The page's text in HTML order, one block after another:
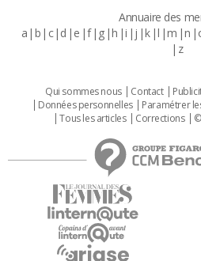
Annuaire des
a b c d e f g h i j k l m n
z
Qui sommes nous Contact
Données personnelles
Paramétrer
Tous les articles
Corrections